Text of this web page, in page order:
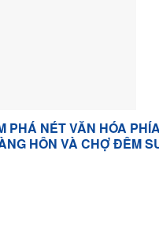
PHÁ NÉT VĂN HÓA
HÔN VÀ CHỢ ĐÊM